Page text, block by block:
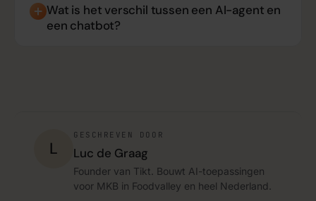
Wat is het verschil tussen een AI-agent en
een chatbot?
L
GESCHREVEN DOOR
Luc de Graag
Founder van Tikt. Bouwt AI-toepassingen
voor MKB in Foodvalley en heel Nederland.